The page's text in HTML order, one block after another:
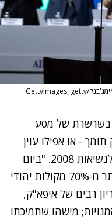
צילום: אימג'בנק/GettyImages, getty
בשרשרת של מסע
- או אפילו עוין
כלפי ישראל" במהלך התמודדותו לנשיאות 2008. "ביום
הבחירות, בסופו של דבר אקבל יותר מ-70% מקולות יהודי
רבים של איפא"ק,
מישהו שתמיכתו